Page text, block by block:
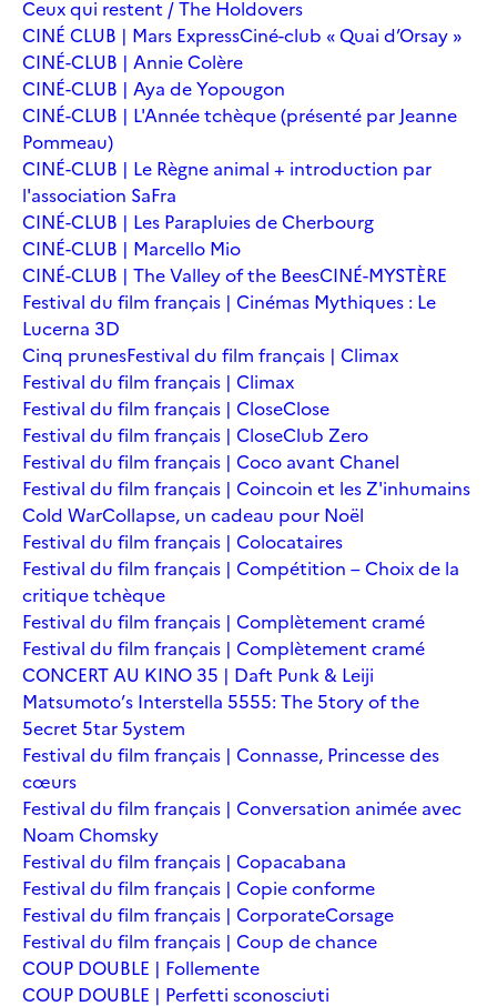
Ceux qui restent / The Holdovers
CINÉ CLUB | Mars ExpressCiné-club « Quai d’Orsay »
CINÉ-CLUB | Annie Colère
CINÉ-CLUB | Aya de Yopougon
CINÉ-CLUB | L'Année tchèque (présenté par Jeanne
Pommeau)
CINÉ-CLUB | Le Règne animal + introduction par
l'association SaFra
CINÉ-CLUB | Les Parapluies de Cherbourg
CINÉ-CLUB | Marcello Mio
CINÉ-CLUB | The Valley of the BeesCINÉ-MYSTÈRE
Festival du film français | Cinémas Mythiques : Le
Lucerna 3D
Cinq prunesFestival du film français | Climax
Festival du film français | Climax
Festival du film français | CloseClose
Festival du film français | CloseClub Zero
Festival du film français | Coco avant Chanel
Festival du film français | Coincoin et les Z'inhumains
Cold WarCollapse, un cadeau pour Noël
Festival du film français | Colocataires
Festival du film français | Compétition – Choix de la
critique tchèque
Festival du film français | Complètement cramé
Festival du film français | Complètement cramé
CONCERT AU KINO 35 | Daft Punk & Leiji
Matsumoto’s Interstella 5555: The 5tory of the
5ecret 5tar 5ystem
Festival du film français | Connasse, Princesse des
cœurs
Festival du film français | Conversation animée avec
Noam Chomsky
Festival du film français | Copacabana
Festival du film français | Copie conforme
Festival du film français | CorporateCorsage
Festival du film français | Coup de chance
COUP DOUBLE | Follemente
COUP DOUBLE | Perfetti sconosciuti